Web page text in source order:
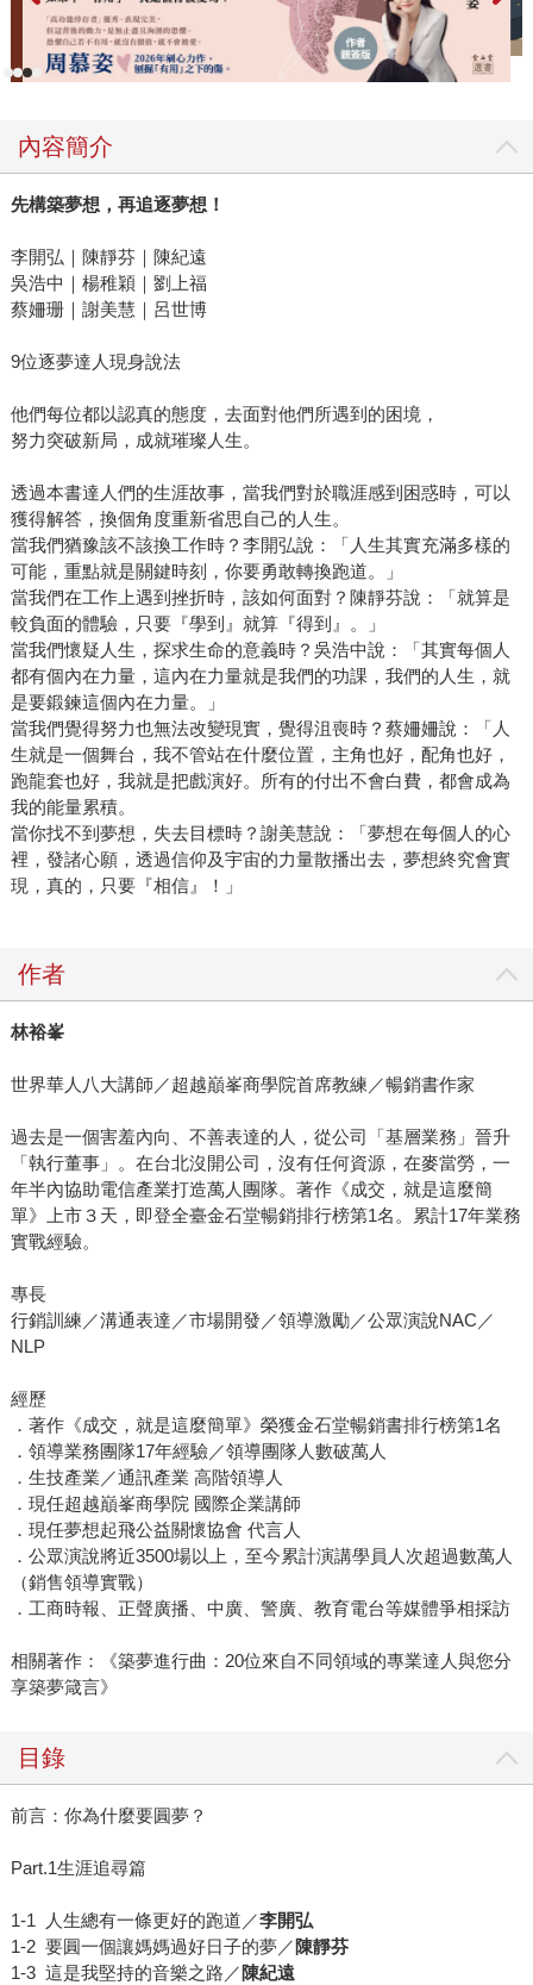
內容簡介
先構築夢想，再追逐夢想！
李開弘｜陳靜芬｜陳紀遠
吳浩中｜楊稚穎｜劉上福
蔡姍珊｜謝美慧｜呂世博
9位逐夢達人現身說法
他們每位都以認真的態度，去面對他們所遇到的困境，
努力突破新局，成就璀璨人生。
透過本書達人們的生涯故事，當我們對於職涯感到困惑時，可以
獲得解答，換個角度重新省思自己的人生。
當我們猶豫該不該換工作時？李開弘說：「人生其實充滿多樣的
可能，重點就是關鍵時刻，你要勇敢轉換跑道。」
當我們在工作上遇到挫折時，該如何面對？陳靜芬說：「就算是
較負面的體驗，只要『學到』就算『得到』。」
當我們懷疑人生，探求生命的意義時？吳浩中說：「其實每個人
都有個內在力量，這內在力量就是我們的功課，我們的人生，就
是要鍛鍊這個內在力量。」
當我們覺得努力也無法改變現實，覺得沮喪時？蔡姍姍說：「人
生就是一個舞台，我不管站在什麼位置，主角也好，配角也好，
跑龍套也好，我就是把戲演好。所有的付出不會白費，都會成為
我的能量累積。
當你找不到夢想，失去目標時？謝美慧說：「夢想在每個人的心
裡，發諸心願，透過信仰及宇宙的力量散播出去，夢想終究會實
現，真的，只要『相信』！」
作者
林裕峯
世界華人八大講師／超越巔峯商學院首席教練／暢銷書作家
過去是一個害羞內向、不善表達的人，從公司「基層業務」晉升
「執行董事」。在台北沒開公司，沒有任何資源，在麥當勞，一
年半內協助電信產業打造萬人團隊。著作《成交，就是這麼簡
單》上市３天，即登全臺金石堂暢銷排行榜第1名。累計17年業務
實戰經驗。
專長
行銷訓練／溝通表達／市場開發／領導激勵／公眾演說NAC／
NLP
經歷
．著作《成交，就是這麼簡單》榮獲金石堂暢銷書排行榜第1名
．領導業務團隊17年經驗／領導團隊人數破萬人
．生技產業／通訊產業 高階領導人
．現任超越巔峯商學院 國際企業講師
．現任夢想起飛公益關懷協會 代言人
．公眾演說將近3500場以上，至今累計演講學員人次超過數萬人
（銷售領導實戰）
．工商時報、正聲廣播、中廣、警廣、教育電台等媒體爭相採訪
相關著作：《築夢進行曲：20位來自不同領域的專業達人與您分
享築夢箴言》
目錄
前言：你為什麼要圓夢？
Part.1生涯追尋篇
1-1 人生總有一條更好的跑道／李開弘
1-2 要圓一個讓媽媽過好日子的夢／ 陳靜芬
1-3 這是我堅持的音樂之路／ 陳紀遠